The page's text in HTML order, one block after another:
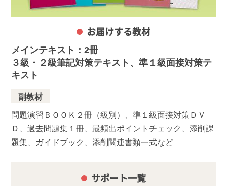
お届けする教材
メインテキスト：2冊
３級・２級筆記対策テキスト、準１級面接対策テ
キスト
副教材
問題演習ＢＯＯＫ２冊（級別）、準１級面接対策ＤＶ
Ｄ、過去問題集１冊、最頻出ポイントチェック、添削課
題集、ガイドブック、添削関連書類一式など
サポート一覧